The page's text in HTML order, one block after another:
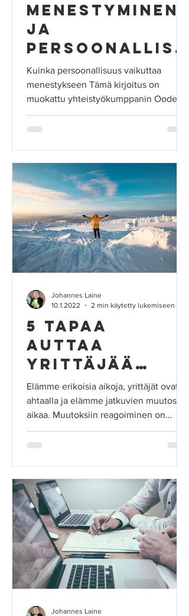
Menestyminen
ja
persoonallisu
us
Kuinka persoonallisuus vaikuttaa
menestykseen Tämä kirjoitus on
muokattu yhteistyökumppanin Ooden
alkuperäisestä tekstistä joka on...
5 tapaa
auttaa
yrittäjää
juuri nyt
Elämme erikoisia aikoja, yrittäjät ovat
ahtaalla ja elämme jatkuvien muutosten
aikaa. Muutoksiin reagoiminen on
raskasta, energiaa vievää...
Johannes Laine
10.1.2022
2 min käytetty lukemiseen
Johannes Laine